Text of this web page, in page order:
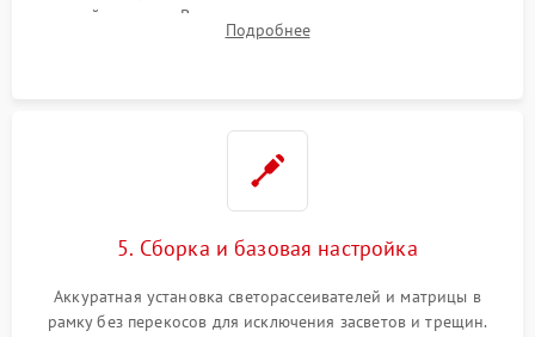
хрупкой матрицы. Восстановление поврежденных дорожек,
прошивка микросхем памяти EEPROM
Подробнее
5. Сборка и базовая настройка
Аккуратная установка светорассеивателей и матрицы в
рамку без перекосов для исключения засветов и трещин.